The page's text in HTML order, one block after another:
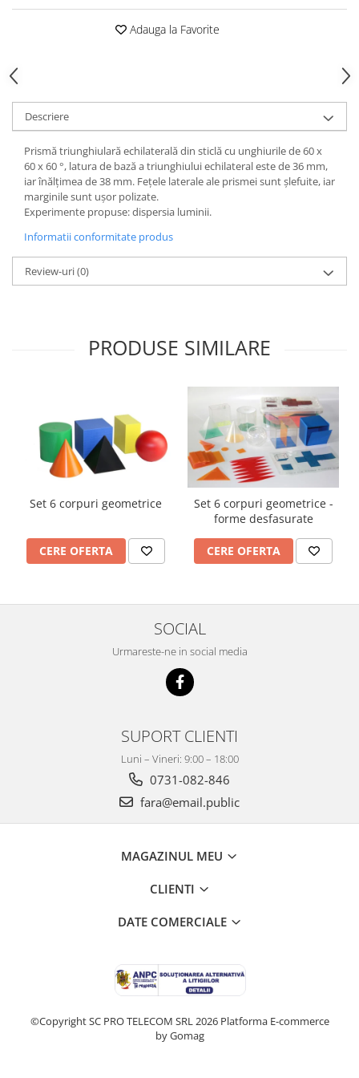
Accesorii
Adauga la Favorite
Descriere
Prismă triunghiulară echilaterală din sticlă cu unghiurile de 60 x
60 x 60 °, latura de bază a triunghiului echilateral este de 36 mm,
iar înălțimea de 38 mm. Fețele laterale ale prismei sunt șlefuite, iar
marginile sunt ușor polizate.
Experimente propuse: dispersia luminii.
Informatii conformitate produs
Review-uri(0)
PRODUSE SIMILARE
Set 6 corpuri geometrice
CERE OFERTA
Set 6 corpuri geometrice -
forme desfasurate
CERE OFERTA
SOCIAL
Urmareste-ne in social media
SUPORT CLIENTI
Luni – Vineri: 9:00 – 18:00
0731-082-846
fara@email.public
MAGAZINUL MEU
CLIENTI
DATE COMERCIALE
©Copyright SC PRO TELECOM SRL 2026 Platforma E-commerce
by Gomag